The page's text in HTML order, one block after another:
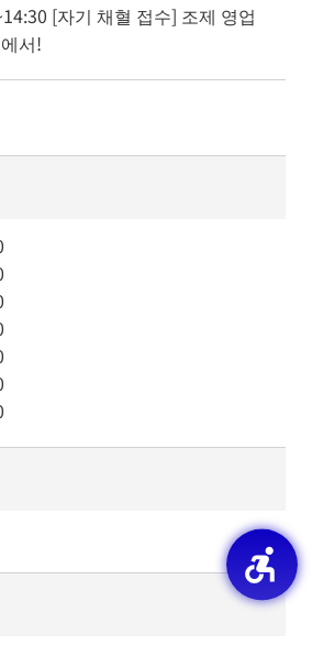
[자기 채혈 접수] 조제 영업
서!